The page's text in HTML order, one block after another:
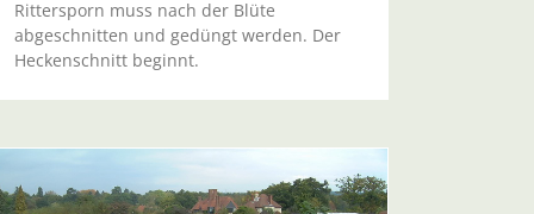
Rittersporn muss nach der Blüte
abgeschnitten und gedüngt werden. Der
Heckenschnitt beginnt.